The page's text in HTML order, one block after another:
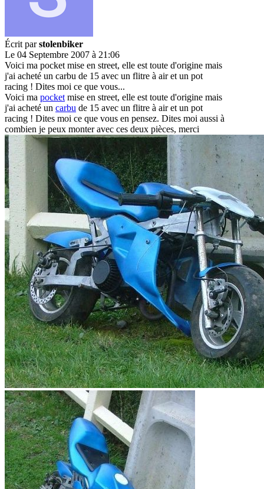
Écrit parstolenbiker
Le 04 Septembre 2007 à 21:06
Voici ma pocket mise en street, elle est toute d'origine mais
j'ai acheté un carbu de 15 avec un flitre à air et un pot
racing ! Dites moi ce que vous...
Voici ma pocket mise en street, elle est toute d'origine mais
j'ai acheté un carbu de 15 avec un flitre à air et un pot
racing ! Dites moi ce que vous en pensez. Dites moi aussi à
combien je peux monter avec ces deux pièces, merci